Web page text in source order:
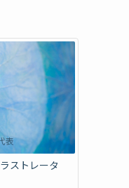
表
ストレータ